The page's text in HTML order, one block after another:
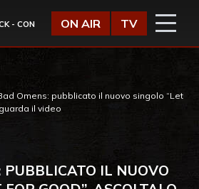
- CON
ON AIR TV
Omens: pubblicato il nuovo singolo “Let
il video
PUBBLICATO IL NUOVO